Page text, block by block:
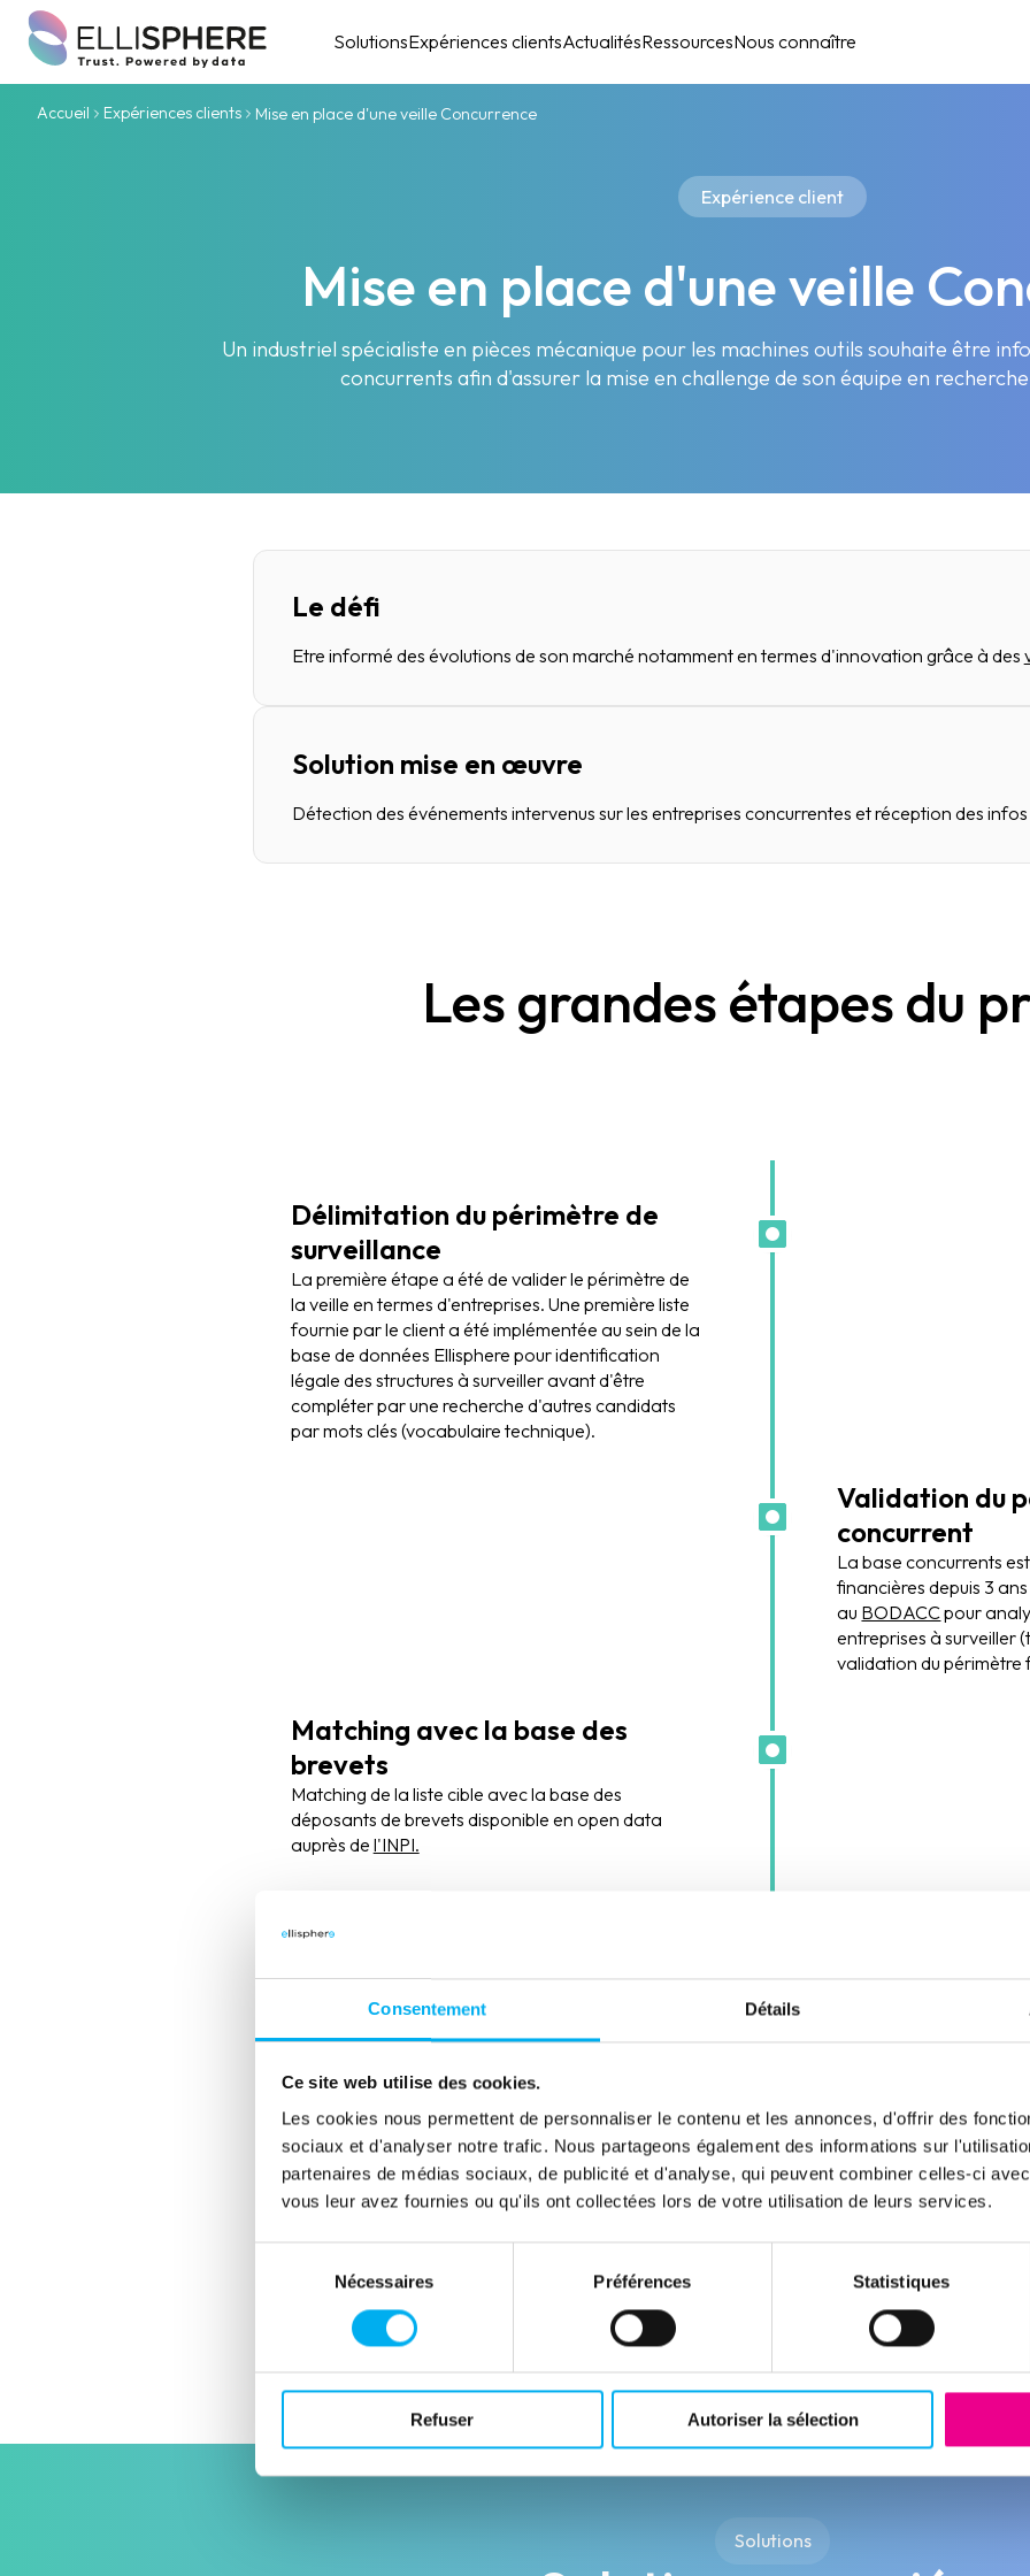
Consentement Détails
Ce site web utilise des cookies.
Les cookies nous permettent de personnaliser le contenu et les annonces, d'offrir des
sociaux et d'analyser notre trafic. Nous partageons également des informations sur
partenaires de médias sociaux, de publicité et d'analyse, qui peuvent combiner celles-ci
vous leur avez fournies ou qu'ils ont collectées lors de votre utilisation de leurs services.
consentement
Nécessaires Préférences Statistiques
Refuser Autoriser la sélection
SolutionsExpériences clientsActualitésRessourcesNous connaître
Accueil Expériences clients Mise en place d'une veille Concurrence
Expérience client
Mise en place d'une veille
Un industriel spécialiste en pièces mécanique pour les machines outils souhaite être
concurrents afin d'assurer la mise en challenge de son équipe en
Le défi
Etre informé des évolutions de son marché notamment en termes d'innovation grâce à des
Solution mise en œuvre
Détection des événements intervenus sur les entreprises concurrentes et réception des
Les grandes étapes du
Délimitation du périmètre de
surveillance
La première étape a été de valider le périmètre de
la veille en termes d'entreprises. Une première liste
fournie par le client a été implémentée au sein de la
base de données Ellisphere pour identification
légale des structures à surveiller avant d'être
compléter par une recherche d'autres candidats
par mots clés (vocabulaire technique).
Validation du
concurrent
La base concurrents
financières depuis 3
au BODACCpour
entreprises à surveiller
validation du périmètre
Matching avec la base des
brevets
Matching de la liste cible avec la base des
déposants de brevets disponible en open data
auprès de l'INPI.
Mise en place
Paramétrage de la
restitution (toutes les
nouvelles infos), le
(hebdo).
Partager cette expérience client
Cas client précédent
Constitution d'un référentiel clients unique
Solutions